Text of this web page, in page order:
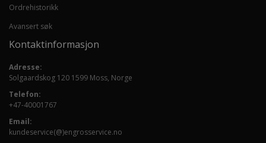
Ordrehistorikk
Avansert søk
Kontaktinformasjon
Adresse:
Solgaardskog 120 1599 Moss, Norge
Telefon:
+47-40001767
Email:
kundeservice(@)engrosservice.no